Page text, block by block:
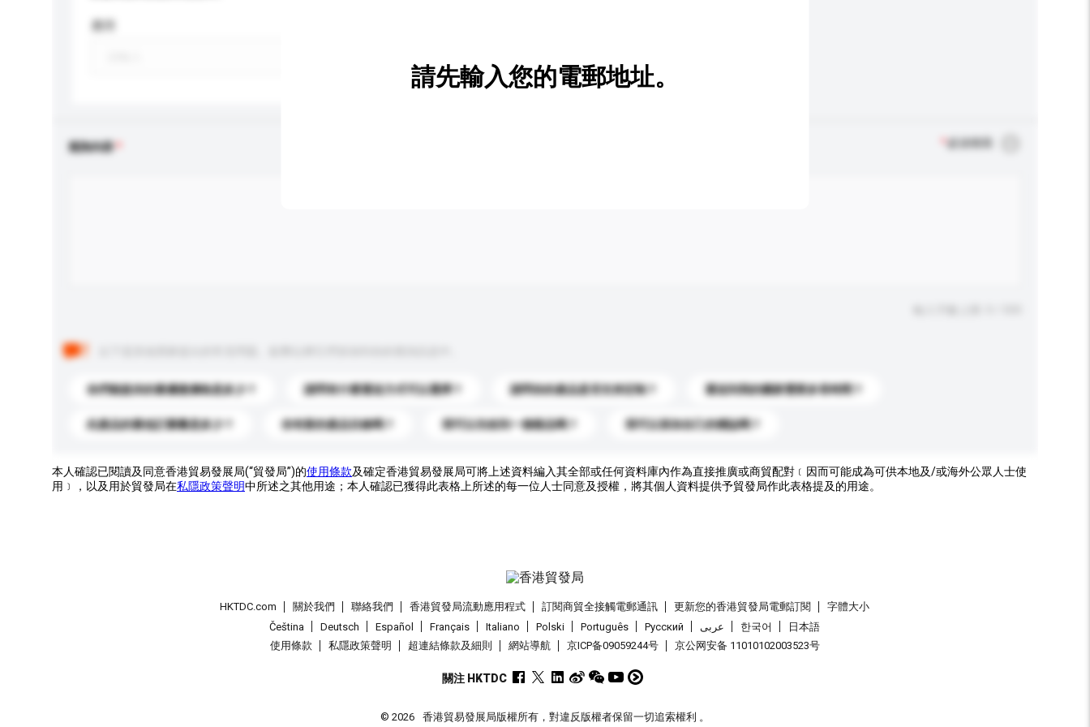
查詢內容
你們能提供的最優惠價格是多少？ 請問有什麼運送方式可以選擇？ 請問你的產品是否支持定制？ 運送到我的國家需要多長時間？
此產品的最低訂購量是多少？ 你有新的產品目錄嗎？ 我可以先收到一個樣品嗎？ 我可以添加自己的標誌嗎？
請先輸入您的電郵地址。
本人確認已閱讀及同意香港貿易發展局(“貿發局”)的使用條款及確定香港貿易發展局可將上述資料編入其全部或任何資料庫內作為直接推廣或商貿配對﹝因而可能成為可供本地及/或海外公眾人士使
用﹞，以及用於貿發局在私隱政策聲明中所述之其他用途；本人確認已獲得此表格上所述的每一位人士同意及授權，將其個人資料提供予貿發局作此表格提及的用途。
HKTDC.com 關於我們 聯絡我們 香港貿發局流動應用程式 訂閱商貿全接觸電郵通訊 更新您的香港貿發局電郵訂閱
字體大小
Čeština
Deutsch Español Français Italiano Polski Português Pусский عربى 한국어
日本語
使用條款
私隱政策聲明 超連結條款及細則 網站導航 京ICP备09059244号 京公网安备 11010102003523号
關注 HKTDC
© 2026 香港貿易發展局版權所有，對違反版權者保留一切追索權利 。